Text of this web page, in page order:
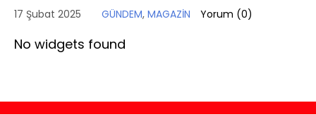
17 Şubat 2025 GÜNDEM, MAGAZİN Yorum (0)
No widgets found